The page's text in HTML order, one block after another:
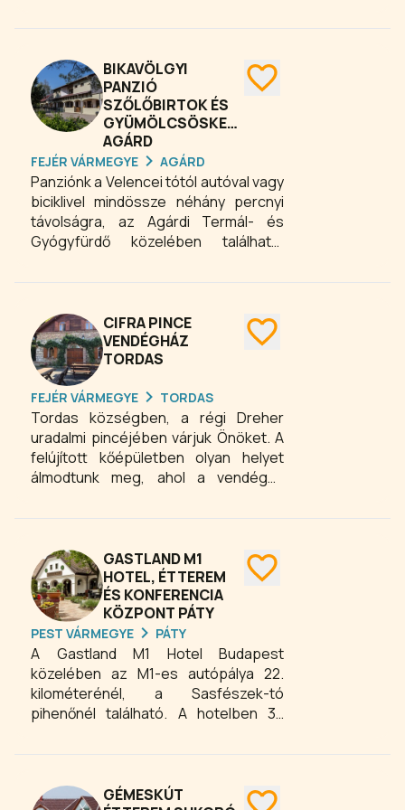
zöld környezetben 2 vendégház várja
fős csoportok kényelmes
elszállásolása is megoldott. Egész
évben nyitvatart.
BIKAVÖLGYI
PANZIÓ
SZŐLŐBIRTOK ÉS
GYÜMÖLCSÖSKERT
AGÁRD
FEJÉR VÁRMEGYE AGÁRD
Panziónk a Velencei tótól autóval vagy
biciklivel mindössze néhány percnyi
távolságra, az Agárdi Termál- és
Gyógyfürdő közelében található.
személyzetünk, a tiszta levegő, a
kellemes pihenésre, feltöltődésre.
CIFRA PINCE
VENDÉGHÁZ
TORDAS
FEJÉR VÁRMEGYE TORDAS
Tordas községben, a régi Dreher
uradalmi pincéjében várjuk Önöket. A
felújított kőépületben olyan helyet
álmodtunk meg, ahol a vendégek
barátokkal találkozhatnának, jókat
valamelyik bor, haza is vihetnék.
GASTLAND M1
HOTEL, ÉTTEREM
ÉS KONFERENCIA
KÖZPONT PÁTY
PEST VÁRMEGYE PÁTY
A Gastland M1 Hotel Budapest
közelében az M1-es autópálya 22.
kilométerénél, a Sasfészek-tó
pihenőnél található. A hotelben 32
helyiség (szauna, infraszauna,
vendégeket. A szálloda előtti
GÉMESKÚT